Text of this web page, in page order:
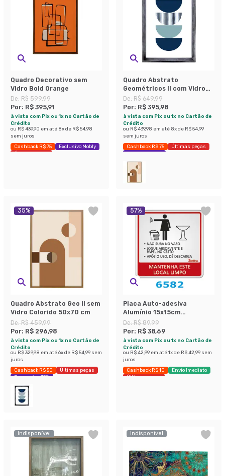
Quadro Decorativo sem
Vidro Bold Orange
De:R$ 599,99
Por: R$ 395,91
à vista com Pix ou 1x no Cartão de
Crédito
ou R$ 439,90 em até 8x de R$ 54,98
sem juros
Cashback R$ 75
Exclusivo Mobly
Últimas peças
Quadro Abstrato
Geométricos II com Vidro
Colorido 60x90 cm
De:R$ 649,99
Por: R$ 395,98
à vista com Pix ou 1x no Cartão de
Crédito
ou R$ 439,98 em até 8x de R$ 54,99
sem juros
Cashback R$ 75
Últimas peças
Economize 39%
35%
Quadro Abstrato Geo II sem
Vidro Colorido 50x70 cm
De:R$ 459,99
Por: R$ 296,98
à vista com Pix ou 1x no Cartão de
Crédito
ou R$ 329,98 em até6x de R$ 54,99 sem
juros
Cashback R$ 50
Últimas peças
Economize 35%
57%
Placa Auto-adesiva
Alumínio 15x15cm
Instruções Banheiro
Feminino Viva Bricolage
De:R$ 89,99
Por: R$ 38,69
à vista com Pix ou 1x no Cartão de
Crédito
ou R$ 42,99 em até1x de R$ 42,99 sem
juros
Cashback R$ 10
Envio Imediato
Últimas peças
Indisponível Indisponível